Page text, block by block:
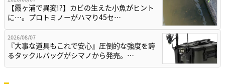
【霞ヶ浦で異変!?】カビの生えた小魚がヒント
に…。プロトミノーがハマり45セ…
2026/08/07
『大事な道具もこれで安心』圧倒的な強度を誇
るタックルバッグがシマノから発売。…